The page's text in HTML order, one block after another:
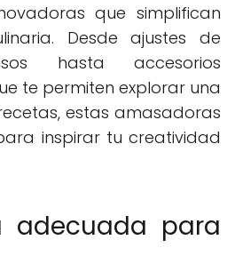
que simplifican
Desde ajustes de
hasta accesorios
te permiten explorar una
estas amasadoras
inspirar tu creatividad
adecuada para